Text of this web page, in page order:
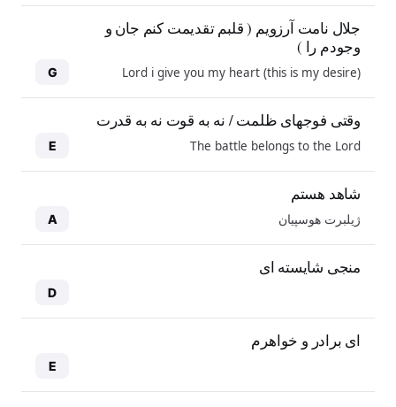
جلال نامت آرزویم ( قلبم تقدیمت کنم جان و
وجودم را )
Lord i give you my heart (this is my desire)
G
وقتی فوجهای ظلمت / نه به قوت نه به قدرت
The battle belongs to the Lord
E
شاهد هستم
ژیلبرت هوسپیان A
منجی شایسته ای
D
ای برادر و خواهرم
E